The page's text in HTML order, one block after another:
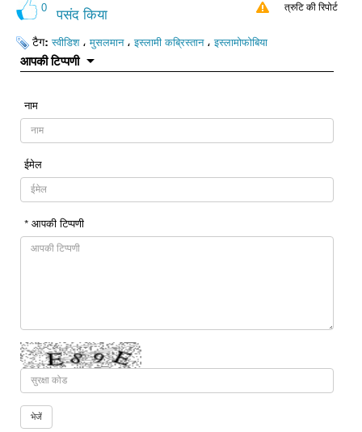
0 पसंद किया त्रुटि की रिपोर्ट
टैग:स्वीडिश،मुसलमान،इस्लामी कब्रिस्तान،इस्लामोफोबिया
आपकी टिप्पणी
नाम
ईमेल
* आपकी टिप्पणी